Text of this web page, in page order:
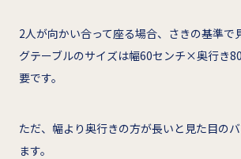
2人が向かい合って座る場合、さきの基準で
グテーブルのサイズは幅60センチ×奥行き
要です。
ただ、幅より奥行きの方が長いと見た目の
ます。